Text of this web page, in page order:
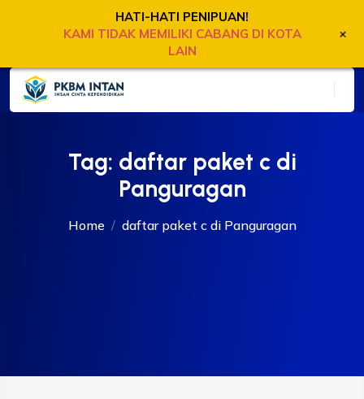
Tag: daftar paket c di
Panguragan
Home daftar paket c di Panguragan
HATI-HATI PENIPUAN!
KAMI TIDAK MEMILIKI CABANG DI KOTA
LAIN
+